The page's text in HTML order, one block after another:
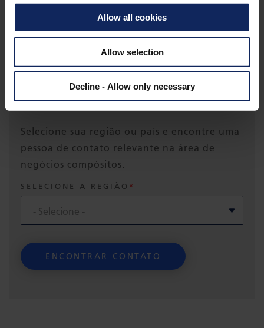
Allow all cookies
Allow selection
Decline - Allow only necessary
CONTATO
Encontrar Pessoa de Contato
Selecione sua região ou país e encontre uma
pessoa de contato relevante na área de
negócios compósitos.
SELECIONE A REGIÃO